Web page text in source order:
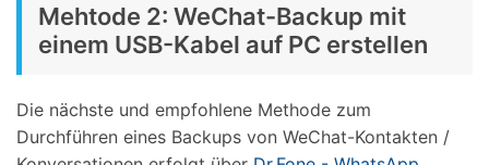
Mehtode 2: WeChat-Backup mit
einem USB-Kabel auf PC erstellen
Die nächste und empfohlene Methode zum
Durchführen eines Backups von WeChat-Kontakten /